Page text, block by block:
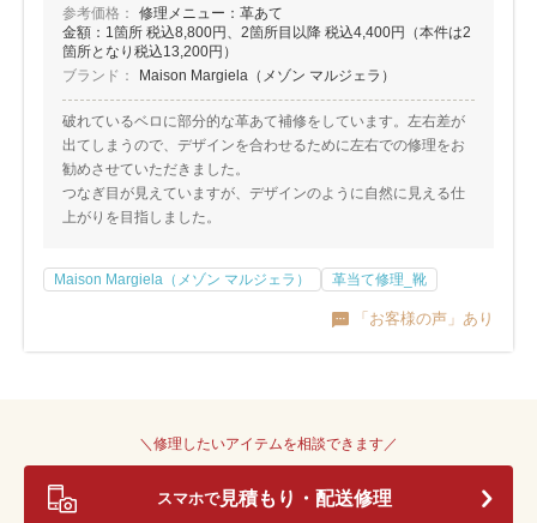
参考価格：
修理メニュー：革あて
金額：1箇所 税込8,800円、2箇所目以降 税込4,400円（本件は2
箇所となり税込13,200円）
ブランド：
Maison Margiela（メゾン マルジェラ）
破れているベロに部分的な革あて補修をしています。左右差が
出てしまうので、デザインを合わせるために左右での修理をお
勧めさせていただきました。
つなぎ目が見えていますが、デザインのように自然に見える仕
上がりを目指しました。
Maison Margiela（メゾン マルジェラ） 革当て修理_靴
「お客様の声」あり
＼修理したいアイテムを相談できます／
スマホで見積もり・配送修理